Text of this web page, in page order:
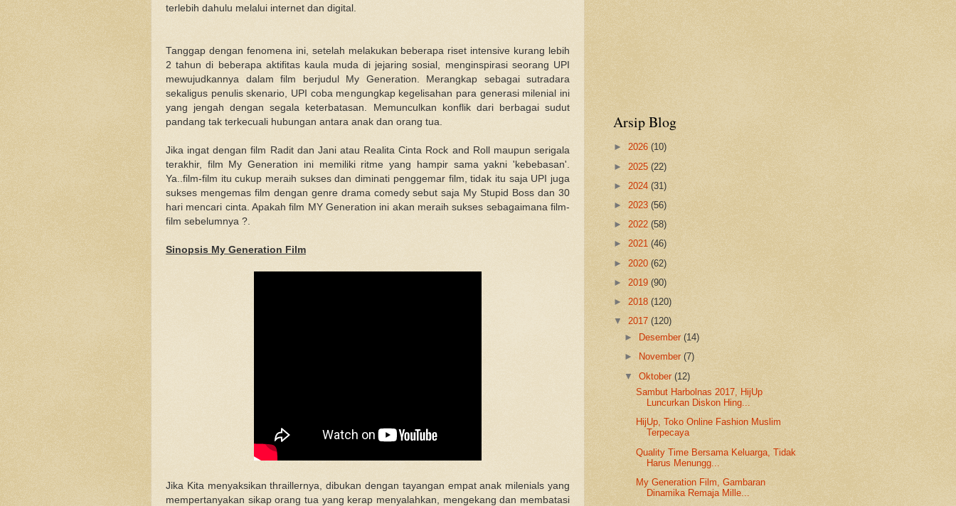
terlebih dahulu melalui internet dan digital.
Tanggap dengan fenomena ini, setelah melakukan beberapa riset intensive kurang lebih
2 tahun di beberapa aktifitas kaula muda di jejaring sosial, menginspirasi seorang UPI
mewujudkannya dalam film berjudul My Generation. Merangkap sebagai sutradara
sekaligus penulis skenario, UPI coba mengungkap kegelisahan para generasi milenial ini
yang jengah dengan segala keterbatasan. Memunculkan konflik dari berbagai sudut
pandang tak terkecuali hubungan antara anak dan orang tua.
Jika ingat dengan film Radit dan Jani atau Realita Cinta Rock and Roll maupun serigala
terakhir, film My Generation ini memiliki ritme yang hampir sama yakni 'kebebasan'.
Ya..film-film itu cukup meraih sukses dan diminati penggemar film, tidak itu saja UPI juga
sukses mengemas film dengan genre drama comedy sebut saja My Stupid Boss dan 30
hari mencari cinta. Apakah film MY Generation ini akan meraih sukses sebagaimana film-
film sebelumnya ?.
Sinopsis My Generation Film
Jika Kita menyaksikan thraillernya, dibukan dengan tayangan empat anak milenials yang
mempertanyakan sikap orang tua yang kerap menyalahkan, mengekang dan membatasi
Arsip Blog
► 2026 (10)
► 2025 (22)
► 2024 (31)
► 2023 (56)
► 2022 (58)
► 2021 (46)
► 2020 (62)
► 2019 (90)
► 2018 (120)
▼ 2017 (120)
►
Desember(14)
►
November(7)
▼Oktober(12)
Sambut Harbolnas 2017, HijUp
Luncurkan Diskon Hing...
HijUp, Toko Online Fashion Muslim
Terpecaya
Quality Time Bersama Keluarga, Tidak
Harus Menungg...
My Generation Film, Gambaran
Dinamika Remaja Mille...